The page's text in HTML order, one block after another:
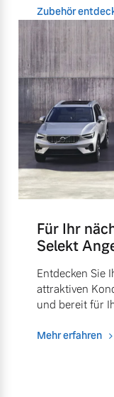
Zubehör
Für Ihr
Selekt
Entdecken Sie
attraktiven
und bereit für
Mehr erfahren